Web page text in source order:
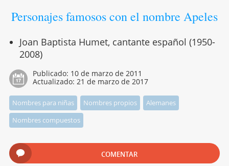
Personajes famosos con el nombre Apeles
Joan Baptista Humet, cantante español (1950-
2008)
Publicado: 10 de marzo de 2011
Actualizado: 21 de marzo de 2017
Nombres para niñas Nombres propios
Alemanes
Nombres compuestos
COMENTAR